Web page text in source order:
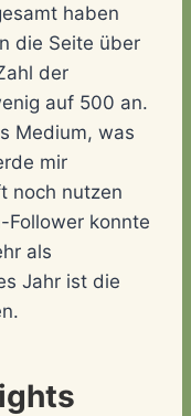
haben
die Seite über
der
auf 500 an.
Medium, was
mir
noch nutzen
Follower konnte
als
Jahr ist die